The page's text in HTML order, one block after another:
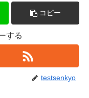
コピー
する
testsenkyo